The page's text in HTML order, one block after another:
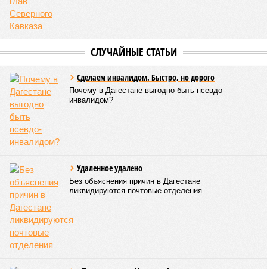
площадка – Унцукуль – Сагринский мост», при этом
организованы объездные маршруты, а непосредственно к
приступить только после существенного снижения напора
ориентировочно к 15 августа.
В Чародинском районе на дороге «Цуриб – Арчиб»
транспортное сообщение с 18 населёнными пунктами было
восстановлено по временной схеме, однако подъездные
пути к двум селам всё ещё остаются заблокированными.
повреждения дорожного полотна протяжённостью 110
метров и серьёзных нарушений в системе водоснабжения
был объявлен режим ЧС. Для борьбы с паводками в
республике активно задействуют волонтёров.